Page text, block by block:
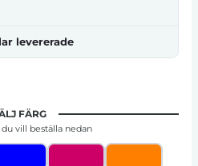
levererade
FÄRG
vill beställa nedan